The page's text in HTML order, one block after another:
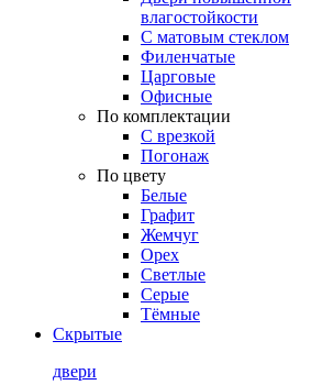
влагостойкости
С матовым стеклом
Филенчатые
Царговые
Офисные
По комплектации
С врезкой
Погонаж
По цвету
Белые
Графит
Жемчуг
Орех
Светлые
Серые
Тёмные
Скрытые
двери